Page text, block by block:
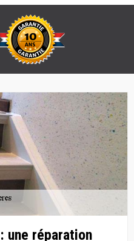
une réparation